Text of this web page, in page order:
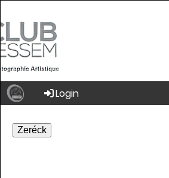
Login
Zeréck